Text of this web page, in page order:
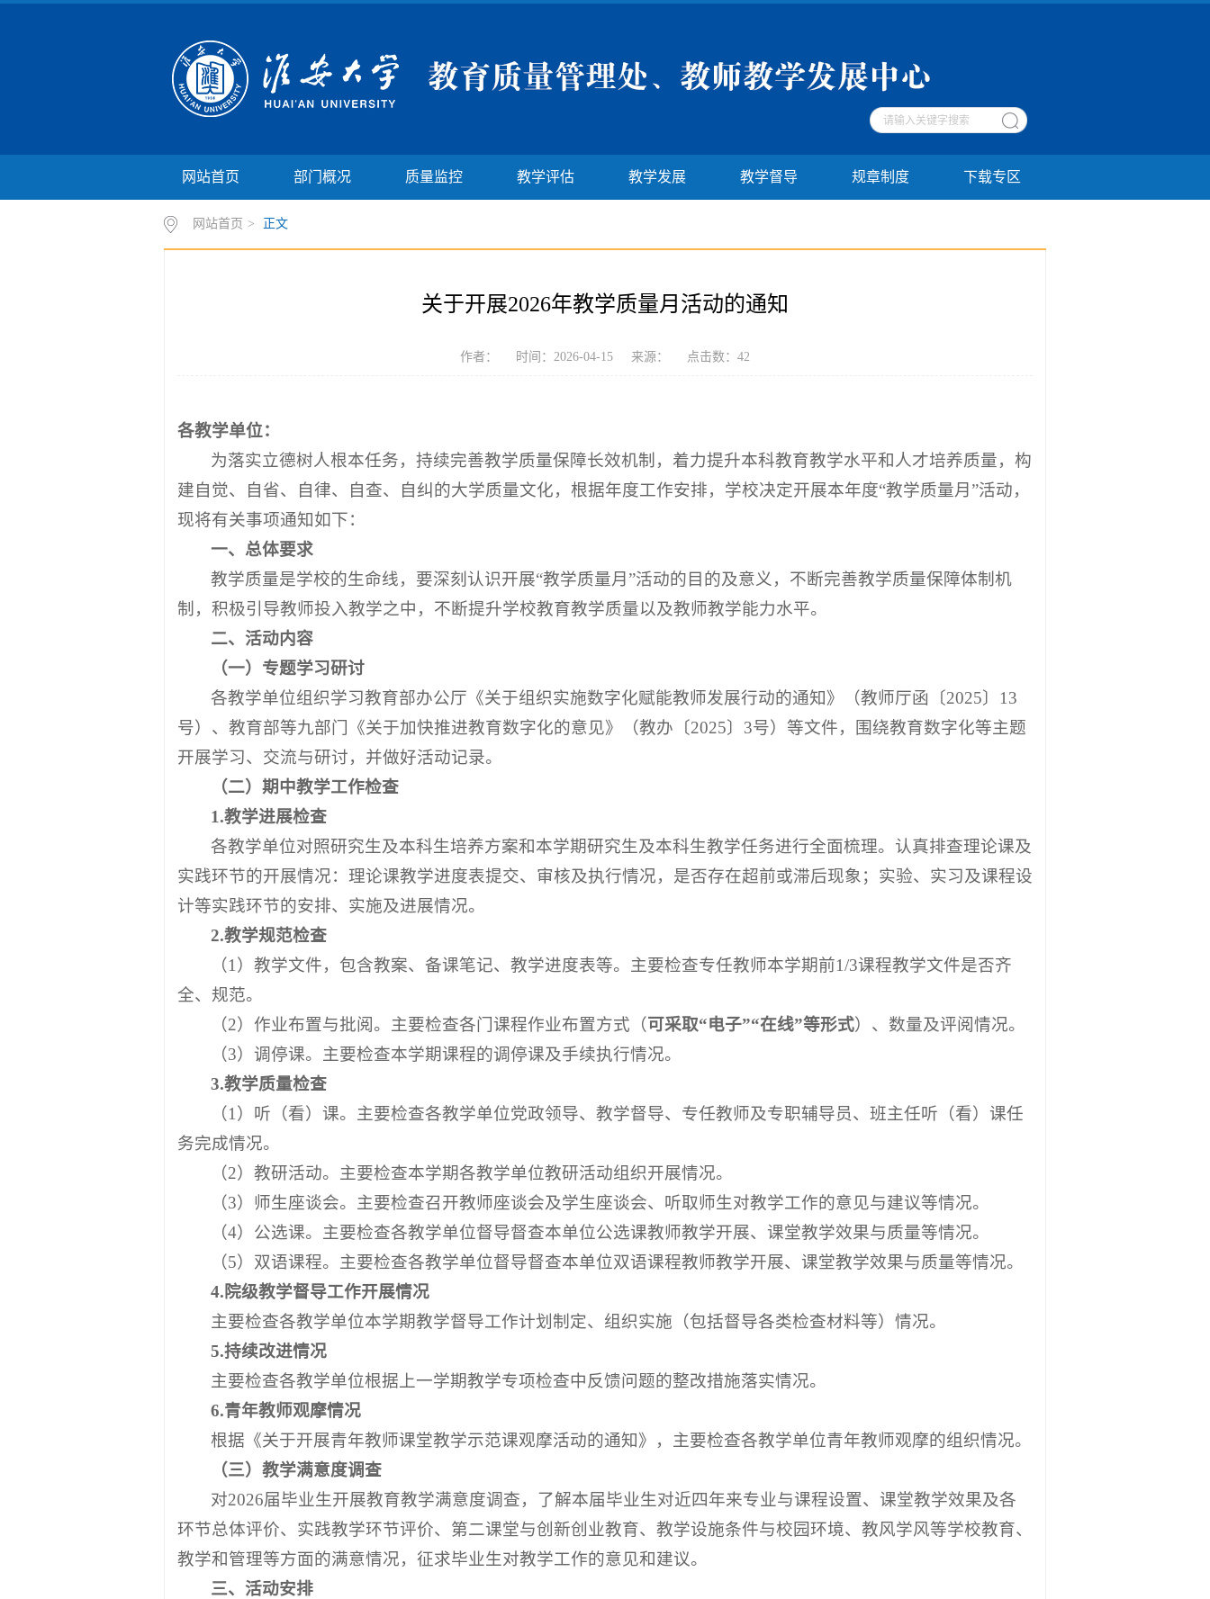
网站首页 部门概况 质量监控 教学评估 教学发展 教学督导 规章制度 下载专区
网站首页 > 正文
关于开展2026年教学质量月活动的通知
作者： 时间：2026-04-15 来源： 点击数： 42
各教学单位：
为落实立德树人根本任务，持续完善教学质量保障长效机制，着力提升本科教育教学水平和人才培养质量，构
建自觉、自省、自律、自查、自纠的大学质量文化，根据年度工作安排，学校决定开展本年度“教学质量月”活动，
现将有关事项通知如下：
一、总体要求
教学质量是学校的生命线，要深刻认识开展“教学质量月”活动的目的及意义，不断完善教学质量保障体制机
制，积极引导教师投入教学之中，不断提升学校教育教学质量以及教师教学能力水平。
二、活动内容
（一）专题学习研讨
各教学单位组织学习教育部办公厅《关于组织实施数字化赋能教师发展行动的通知》（教师厅函〔2025〕13
号）、教育部等九部门《关于加快推进教育数字化的意见》（教办〔2025〕3号）等文件，围绕教育数字化等主题
开展学习、交流与研讨，并做好活动记录。
（二）期中教学工作检查
1.教学进展检查
各教学单位对照研究生及本科生培养方案和本学期研究生及本科生教学任务进行全面梳理。认真排查理论课及
实践环节的开展情况：理论课教学进度表提交、审核及执行情况，是否存在超前或滞后现象；实验、实习及课程设
计等实践环节的安排、实施及进展情况。
2.教学规范检查
（1）教学文件，包含教案、备课笔记、教学进度表等。主要检查专任教师本学期前1/3课程教学文件是否齐
全、规范。
（2）作业布置与批阅。主要检查各门课程作业布置方式（可采取“电子”“在线”等形式）、数量及评阅情况。
（3）调停课。主要检查本学期课程的调停课及手续执行情况。
3.教学质量检查
（1）听（看）课。主要检查各教学单位党政领导、教学督导、专任教师及专职辅导员、班主任听（看）课任
务完成情况。
（2）教研活动。主要检查本学期各教学单位教研活动组织开展情况。
（3）师生座谈会。主要检查召开教师座谈会及学生座谈会、听取师生对教学工作的意见与建议等情况。
（4）公选课。主要检查各教学单位督导督查本单位公选课教师教学开展、课堂教学效果与质量等情况。
（5）双语课程。主要检查各教学单位督导督查本单位双语课程教师教学开展、课堂教学效果与质量等情况。
4.院级教学督导工作开展情况
主要检查各教学单位本学期教学督导工作计划制定、组织实施（包括督导各类检查材料等）情况。
5.持续改进情况
主要检查各教学单位根据上一学期教学专项检查中反馈问题的整改措施落实情况。
6.青年教师观摩情况
根据《关于开展青年教师课堂教学示范课观摩活动的通知》，主要检查各教学单位青年教师观摩的组织情况。
（三）教学满意度调查
对2026届毕业生开展教育教学满意度调查，了解本届毕业生对近四年来专业与课程设置、课堂教学效果及各
环节总体评价、实践教学环节评价、第二课堂与创新创业教育、教学设施条件与校园环境、教风学风等学校教育、
教学和管理等方面的满意情况，征求毕业生对教学工作的意见和建议。
三、活动安排